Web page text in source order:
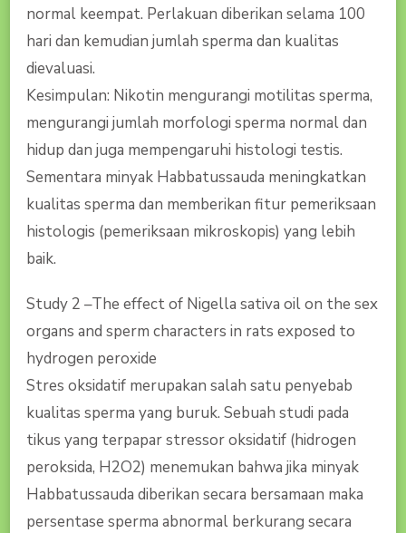
normal keempat. Perlakuan diberikan selama 100
hari dan kemudian jumlah sperma dan kualitas
dievaluasi.
Kesimpulan: Nikotin mengurangi motilitas sperma,
mengurangi jumlah morfologi sperma normal dan
hidup dan juga mempengaruhi histologi testis.
Sementara minyak Habbatussauda meningkatkan
kualitas sperma dan memberikan fitur pemeriksaan
histologis (pemeriksaan mikroskopis) yang lebih
baik.
Study 2 –The effect of Nigella sativa oil on the sex
organs and sperm characters in rats exposed to
hydrogen peroxide
Stres oksidatif merupakan salah satu penyebab
kualitas sperma yang buruk. Sebuah studi pada
tikus yang terpapar stressor oksidatif (hidrogen
peroksida, H2O2) menemukan bahwa jika minyak
Habbatussauda diberikan secara bersamaan maka
persentase sperma abnormal berkurang secara